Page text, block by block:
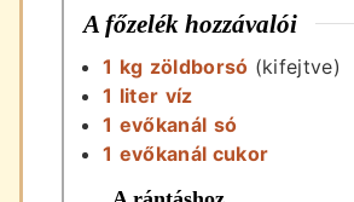
A főzelék hozzávalói
1 kg zöldborsó (kifejtve)
1 liter víz
1 evőkanál só
1 evőkanál cukor